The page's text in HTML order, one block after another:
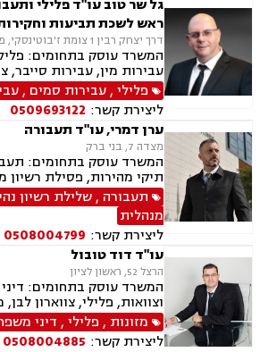
גל שר טוב עו"ד פלילי
ראש לשכת תביעות
דרך יצחק רבין 1 צומת ז'בוטינסקי, פתח תקווה
המשרד עוסק בתחומים:
עבירות מין, עבירות סייבר,
במשפחה, ייצוג קטינים,
שלילת רשיון נהיגה, פסילת
גרימת מוות ברשלנות,
הליכים,עברות המתה,
פלילי,עבירות סמים ,
ליצירת קשר: 0509693122
ערן דמרי, עו"ד תעבורה
מצדה 7, בני ברק
המשרד עוסק בתחומים:
תיקי מהירות, פסילת
ההליכים המשפטיים, תאונות
משטרה
תעבורה ,שלילת רשיון
מנהלית
ליצירת קשר: 0508004799
עו"ד דוד טובול
הרצל 52, ראשון לציון
המשרד עוסק בתחומים:
וצוואות, פלילי, צווארון
מס, תעבורה, נהיגה בשכרות,
נוטריון, נדל"ן, עסקאות מכר
מזונות , פלילי, דיני
ליצירת קשר: 0508004885